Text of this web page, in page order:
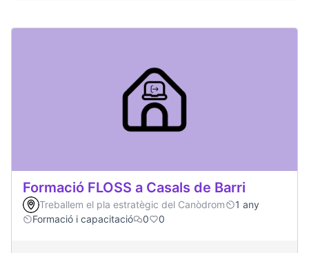
Formació FLOSS a Casals de Barri
Treballem el pla estratègic del Canòdrom
1 any
Formació i capacitació
0 0